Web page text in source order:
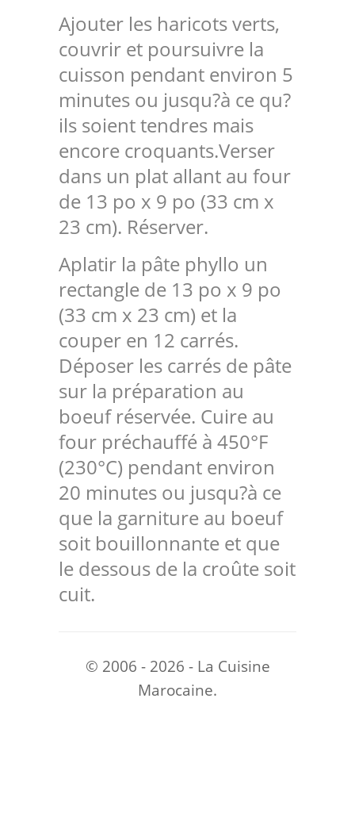
Ajouter les haricots verts,
couvrir et poursuivre la
cuisson pendant environ 5
minutes ou jusqu?à ce qu?
ils soient tendres mais
encore croquants.Verser
dans un plat allant au four
de 13 po x 9 po (33 cm x
23 cm). Réserver.
Aplatir la pâte phyllo un
rectangle de 13 po x 9 po
(33 cm x 23 cm) et la
couper en 12 carrés.
Déposer les carrés de pâte
sur la préparation au
boeuf réservée. Cuire au
four préchauffé à 450°F
(230°C) pendant environ
20 minutes ou jusqu?à ce
que la garniture au boeuf
soit bouillonnante et que
le dessous de la croûte soit
cuit.
© 2006 - 2026 - La Cuisine
Marocaine.